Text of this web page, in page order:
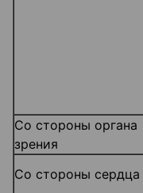
Со стороны органа
зрения
Со стороны сердца